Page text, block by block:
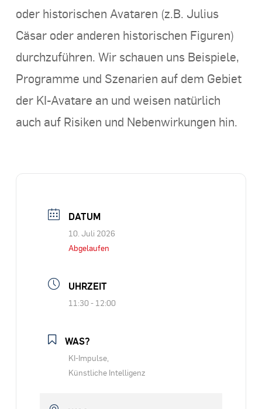
oder historischen Avataren (z.B. Julius
Cäsar oder anderen historischen Figuren)
durchzuführen. Wir schauen uns Beispiele,
Programme und Szenarien auf dem Gebiet
der KI-Avatare an und weisen natürlich
auch auf Risiken und Nebenwirkungen hin.
DATUM
10. Juli 2026
Abgelaufen
UHRZEIT
11:30 - 12:00
WAS?
KI-Impulse,
Künstliche Intelligenz